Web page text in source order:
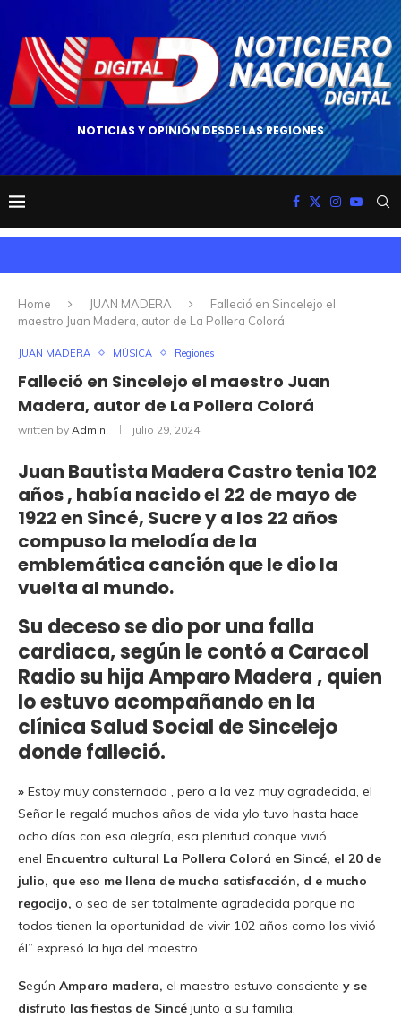
NOTICIAS Y OPINIÓN DESDE LAS REGIONES
Home JUAN MADERA
Falleció en Sincelejo el
maestro Juan Madera, autor de La Pollera Colorá
JUAN MADERA MÚSICA Regiones
Falleció en Sincelejo el maestro Juan
Madera, autor de La Pollera Colorá
written by Admin julio 29, 2024
Juan Bautista Madera Castro tenia 102
años , había nacido el 22 de mayo de
1922 en Sincé, Sucre y a los 22 años
compuso la melodía de la
emblemática canción que le dio la
vuelta al mundo.
Su deceso se dio por una falla
cardiaca, según le contóa Caracol
Radiosu hijaAmparo Madera ,quien
lo estuvo acompañando en la
clínica Salud Social deSincelejo
donde falleció.
» Estoy muy consternada , pero a la vez muy agradecida, el
Señor le regaló muchos años de vida ylo tuvo hasta hace
ocho días con esa alegría, esa plenitud conque vivió
enel Encuentro cultural La Pollera Colorá en Sincé, el 20 de
julio, que eso me llena de mucha satisfacción, d e mucho
regocijo, o sea de ser totalmente agradecida porque no
todos tienen la oportunidad de vivir 102 años como los vivió
él” expresó la hija del maestro.
Según Amparo madera, el maestro estuvo consciente y se
disfruto las fiestas de Sincé junto a su familia.